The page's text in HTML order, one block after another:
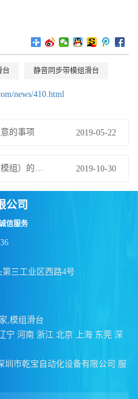
台 静音同步带模组滑台
news/410.html
的事项 2019-05-22
直线模组（精密线性模组）的组成结构 2019-10-30
公司
信服务
三工业区西路4号
,模组滑台
宁 河南 浙江 北京 上海 东莞 深
圳市乾宝自动化设备有限公司 服